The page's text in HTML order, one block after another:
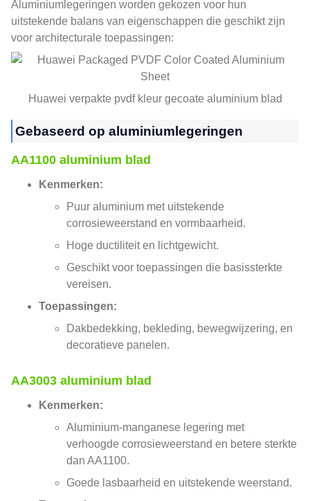
Aluminiumlegeringen worden gekozen voor hun
uitstekende balans van eigenschappen die geschikt zijn
voor architecturale toepassingen:
Huawei verpakte pvdf kleur gecoate aluminium blad
Gebaseerd op aluminiumlegeringen
AA1100 aluminium blad
Kenmerken:
Puur aluminium met uitstekende
corrosieweerstand en vormbaarheid.
Hoge ductiliteit en lichtgewicht.
Geschikt voor toepassingen die basissterkte
vereisen.
Toepassingen:
Dakbedekking, bekleding, bewegwijzering, en
decoratieve panelen.
AA3003 aluminium blad
Kenmerken:
Aluminium-manganese legering met
verhoogde corrosieweerstand en betere sterkte
dan AA1100.
Goede lasbaarheid en uitstekende weerstand.